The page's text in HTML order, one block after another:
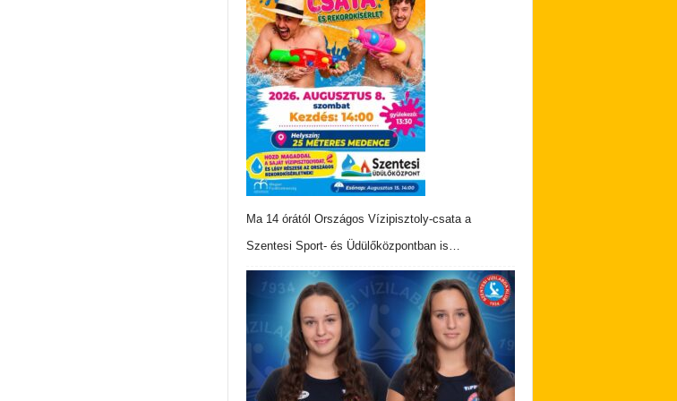
Ma 14 órától Országos Vízipisztoly-csata a
Szentesi Sport- és Üdülőközpontban is…